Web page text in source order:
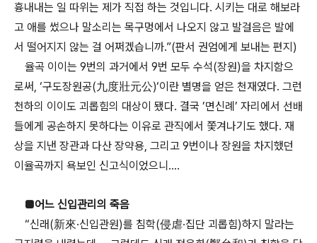
흉내내는 일 따위는 제가 직접 하는 것입니다. 시키는 대로 해보라
고 애를 썼으나 말소리는 목구멍에서 나오지 않고 발걸음은 발에
서 떨어지지 않는 걸 어쩌겠습니까.”(판서 권엄에게 보내는 편지)
율곡 이이는 9번의 과거에서 9번 모두 수석(장원)을 차지함으
로써, ‘구도장원공(九度壯元公)‘이란 별명을 얻은 천재였다. 그런
천하의 이이도 괴롭힘의 대상이 됐다. 결국 ’면신례’ 자리에서 선배
들에게 공손하지 못하다는 이유로 관직에서 쫓겨나기도 했다. 재
상을 지낸 장관과 다산 장약용, 그리고 9번이나 장원을 차지했던
이율곡까지 욕보인 신고식이었으니….
■어느 신입관리의 죽음
“신래(新來·신입관원)를 침학(侵虐·집단 괴롭힘)하지 말라는